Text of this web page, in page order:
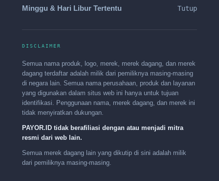
Minggu & Hari Libur Tertentu Tutup
DISCLAIMER
Semua nama produk, logo, merek, merek dagang, dan merek
dagang terdaftar adalah milik dari pemiliknya masing-masing
di negara lain. Semua nama perusahaan, produk dan layanan
yang digunakan dalam situs web ini hanya untuk tujuan
identifikasi. Penggunaan nama, merek dagang, dan merek ini
tidak menyiratkan dukungan.
PAYOR.ID tidak berafiliasi dengan atau menjadi mitra
resmi dari web lain.
Semua merek dagang lain yang dikutip di sini adalah milik
dari pemiliknya masing-masing.